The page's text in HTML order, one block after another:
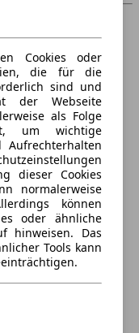
Cookies oder
die für die
sind und
der Webseite
als Folge
um wichtige
dieser Cookies
normalerweise
können
oder ähnliche
hinweisen. Das
Tools kann